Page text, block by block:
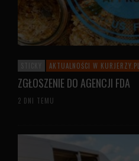
AKTUALNOŚCI W KURJERZY.PL
ZGŁOSZENIE DO AGENCJI FDA
2 DNI TEMU